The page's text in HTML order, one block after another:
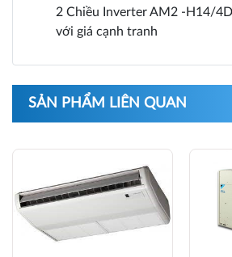
2 Chiều Inverter AM2 -H14/
với giá cạnh tranh
SẢN PHẨM LIÊN QUAN